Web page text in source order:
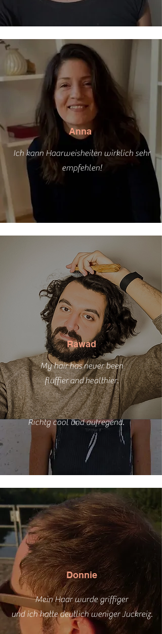
Adaya
Die Locken sehen besser aus,
die Haare sindvielsanfter.
Richtg cool und aufregend.
Donnie
Mein Haar wurde griffiger
und ich hatte deutlich weniger Juckreiz.
Anna
Ich kann Haarweisheiten wirklich sehr
empfehlen!
Rawad
My hairhasnever been
fluffierandhealthier.